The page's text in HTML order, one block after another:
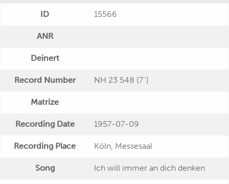
ID 15566
ANR
Deinert
Record Number NH 23 548 (7'')
Matrize
Recording Date 1957-07-09
Recording Place Köln, Messesaal
Song Ich will immer an dich denken